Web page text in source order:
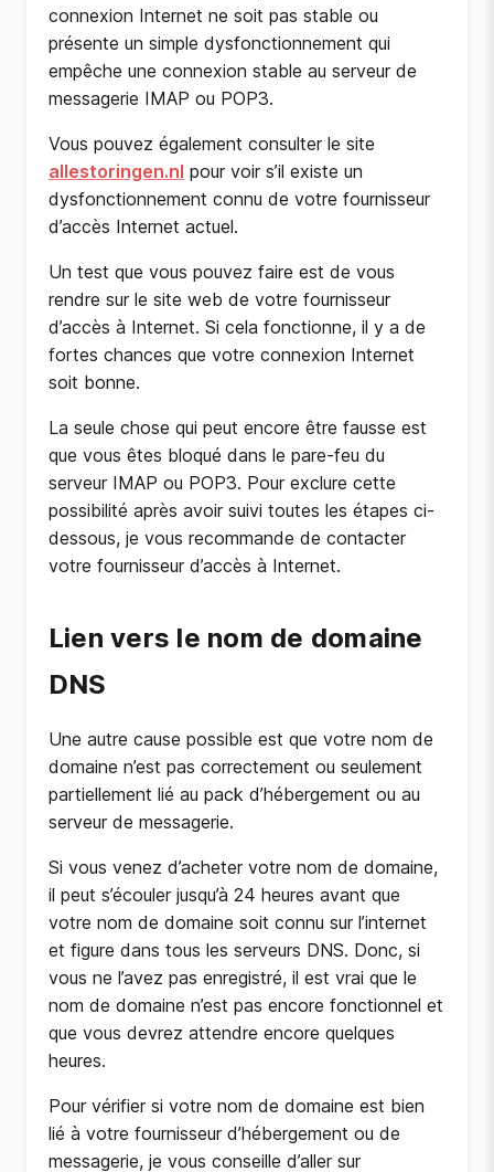
connexion Internet ne soit pas stable ou
présente un simple dysfonctionnement qui
empêche une connexion stable au serveur de
messagerie IMAP ou POP3.
Vous pouvez également consulter le site
allestoringen.nl pour voir s’il existe un
dysfonctionnement connu de votre fournisseur
d’accès Internet actuel.
Un test que vous pouvez faire est de vous
rendre sur le site web de votre fournisseur
d’accès à Internet. Si cela fonctionne, il y a de
fortes chances que votre connexion Internet
soit bonne.
La seule chose qui peut encore être fausse est
que vous êtes bloqué dans le pare-feu du
serveur IMAP ou POP3. Pour exclure cette
possibilité après avoir suivi toutes les étapes ci-
dessous, je vous recommande de contacter
votre fournisseur d’accès à Internet.
Lien vers le nom de domaine
DNS
Une autre cause possible est que votre nom de
domaine n’est pas correctement ou seulement
partiellement lié au pack d’hébergement ou au
serveur de messagerie.
Si vous venez d’acheter votre nom de domaine,
il peut s’écouler jusqu’à 24 heures avant que
votre nom de domaine soit connu sur l’internet
et figure dans tous les serveurs DNS. Donc, si
vous ne l’avez pas enregistré, il est vrai que le
nom de domaine n’est pas encore fonctionnel et
que vous devrez attendre encore quelques
heures.
Pour vérifier si votre nom de domaine est bien
lié à votre fournisseur d’hébergement ou de
messagerie, je vous conseille d’aller sur